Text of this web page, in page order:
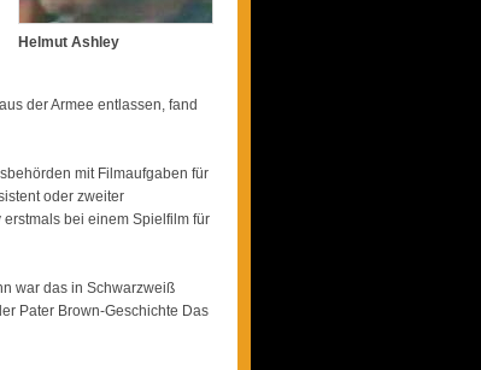
Helmut Ashley
der Armee entlassen, fand
mit Filmaufgaben für
oder zweiter
bei einem Spielfilm für
war das in Schwarzweiß
Pater Brown-Geschichte Das